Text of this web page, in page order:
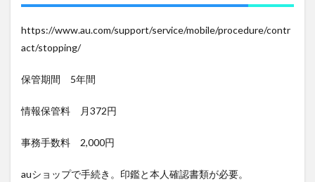
https://www.au.com/support/service/mobile/procedure/contr
act/stopping/
保管期間 5年間
情報保管料 月372円
事務手数料 2,000円
auショップで手続き。印鑑と本人確認書類が必要。